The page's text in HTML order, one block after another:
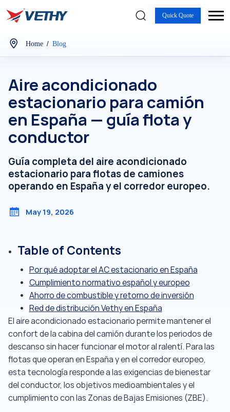
Quick Quote
Home / Blog
Aire acondicionado
estacionario para camión
en España — guía flota y
conductor
Guía completa del aire acondicionado
estacionario para flotas de camiones
operando en España y el corredor europeo.
May 19, 2026
Table of Contents
Por qué adoptar el AC estacionario en España
Cumplimiento normativo español y europeo
Ahorro de combustible y retorno de inversión
Red de distribución Vethy en España
El aire acondicionado estacionario permite mantener el
confort de la cabina del camión durante los periodos de
descanso sin hacer funcionar el motor al ralentí. Para las
flotas que operan en España y en el corredor europeo,
esta tecnología responde a las exigencias de bienestar
del conductor, los objetivos medioambientales y el
cumplimiento con las Zonas de Bajas Emisiones (ZBE).